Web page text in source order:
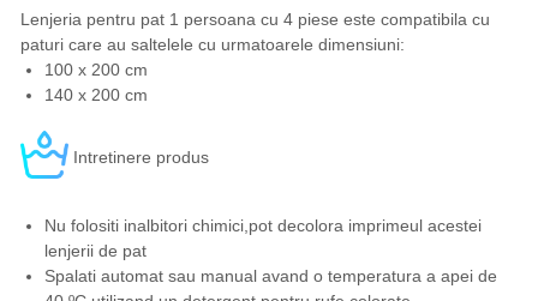
Lenjeria pentru pat 1 persoana cu 4 piese este compatibila cu
paturi care au saltelele cu urmatoarele dimensiuni:
100 x 200 cm
140 x 200 cm
Intretinere produs
Nu folositi inalbitori chimici,pot decolora imprimeul acestei
lenjerii de pat
Spalati automat sau manual avand o temperatura a apei de